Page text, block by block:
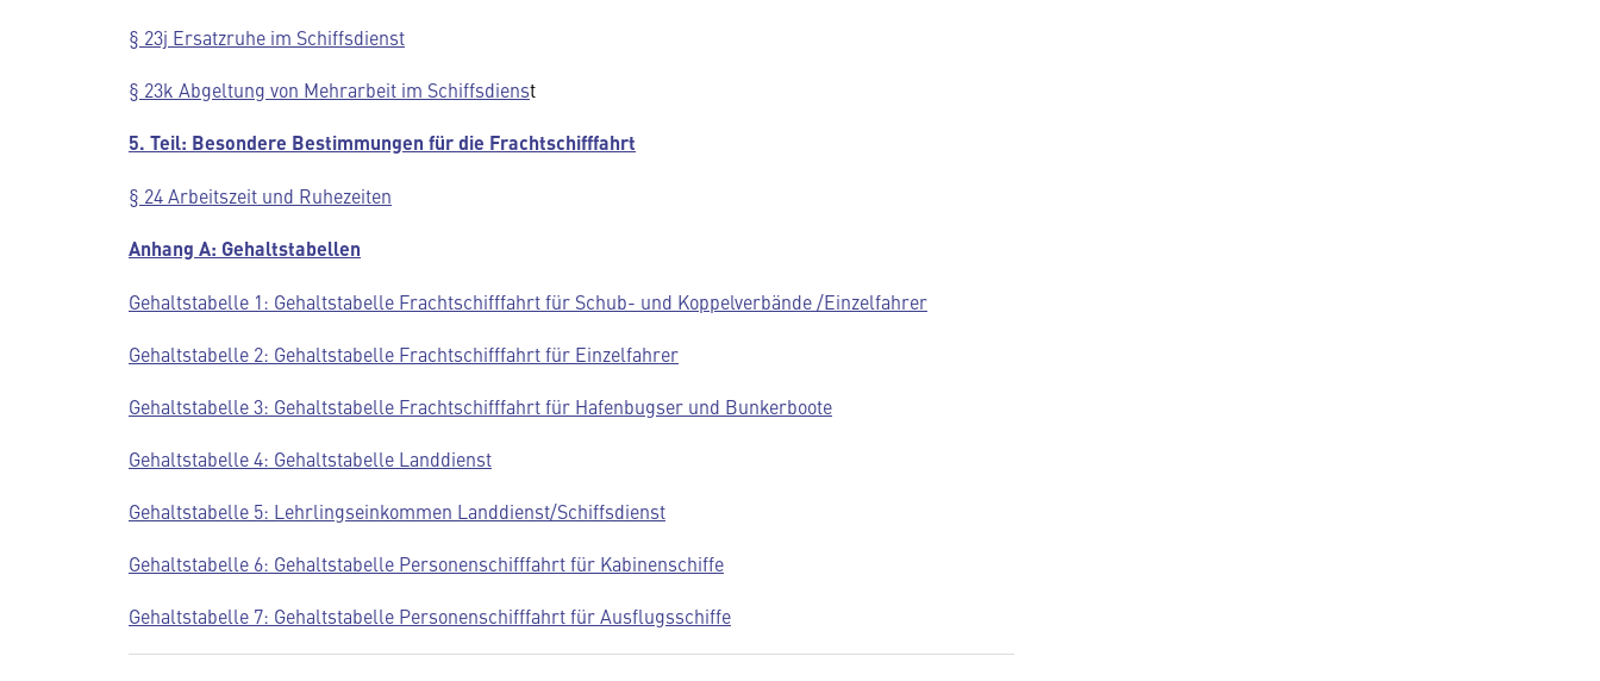
§ 23j Ersatzruhe im Schiffsdienst
§ 23k Abgeltung von Mehrarbeit im Schiffsdienst
5. Teil: Besondere Bestimmungen für die Frachtschifffahrt
§ 24 Arbeitszeit und Ruhezeiten
Anhang A: Gehaltstabellen
Gehaltstabelle 1: Gehaltstabelle Frachtschifffahrt für Schub- und Koppelverbände /Einzelfahrer
Gehaltstabelle 2: Gehaltstabelle Frachtschifffahrt für Einzelfahrer
Gehaltstabelle 3: Gehaltstabelle Frachtschifffahrt für Hafenbugser und Bunkerboote
Gehaltstabelle 4: Gehaltstabelle Landdienst
Gehaltstabelle 5: Lehrlingseinkommen Landdienst/Schiffsdienst
Gehaltstabelle 6: Gehaltstabelle Personenschifffahrt für Kabinenschiffe
Gehaltstabelle 7: Gehaltstabelle Personenschifffahrt für Ausflugsschiffe